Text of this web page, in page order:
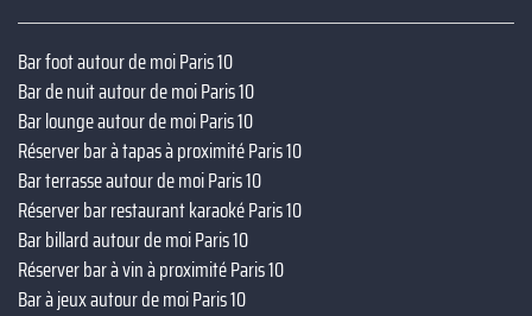
Bar foot autour de moi Paris 10
Bar de nuit autour de moi Paris 10
Bar lounge autour de moi Paris 10
Réserver bar à tapas à proximité Paris 10
Bar terrasse autour de moi Paris 10
Réserver bar restaurant karaoké Paris 10
Bar billard autour de moi Paris 10
Réserver bar à vin à proximité Paris 10
Bar à jeux autour de moi Paris 10